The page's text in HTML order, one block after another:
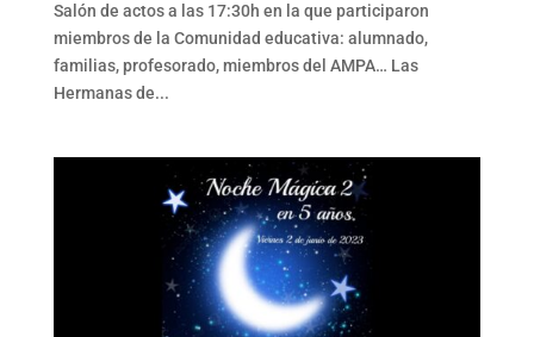
Salón de actos a las 17:30h en la que participaron
miembros de la Comunidad educativa: alumnado,
familias, profesorado, miembros del AMPA… Las
Hermanas de...